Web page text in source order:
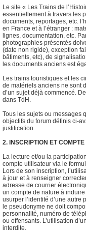
Le site « Les Trains de
essentiellement à travers les
documents, reportages, etc.
en France et à l’étranger :
lignes, documentation, etc.
photographies présentés
(date non rigide), exception
bâtiments, etc), de
les documents anciens est
Les trains touristiques et les
de matériels anciens ne sont
d’un sujet déjà commencé.
dans TdH.
Tous les sujets ou messages
objectifs du forum définis ci-
justification.
2. INSCRIPTION ET
La lecture et/ou la
compte utilisateur via le
Lors de son inscription,
à jour et à renseigner
adresse de courrier
un compte de nature à
usurper l’identité d’une autre
le pseudonyme ne doit
personnalité, numéro de
ou offensants. L’utilisation
interdite.